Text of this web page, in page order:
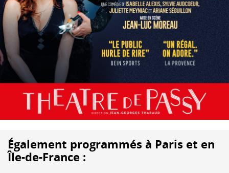
Également programmés à Paris et en
Île-de-France :